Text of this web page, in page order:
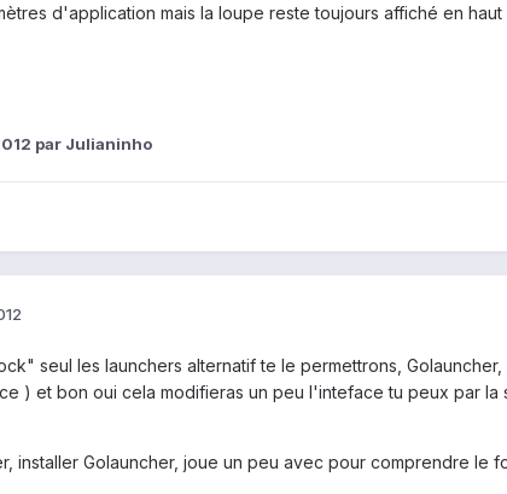
d'application mais la loupe reste toujours affiché en haut
par Julianinho
seul les launchers alternatif te le permettrons,
) et bon oui cela modifieras un peu l'inteface tu peux par
installer Golauncher, joue un peu avec pour comprendre le